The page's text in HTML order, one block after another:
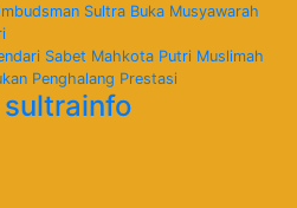
Sultra Buka Musyawarah
Sabet Mahkota Putri Muslimah
Penghalang Prestasi
sultrainfo